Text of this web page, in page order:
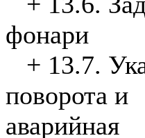
фонари
+ 13.7.
поворота и
аварийная